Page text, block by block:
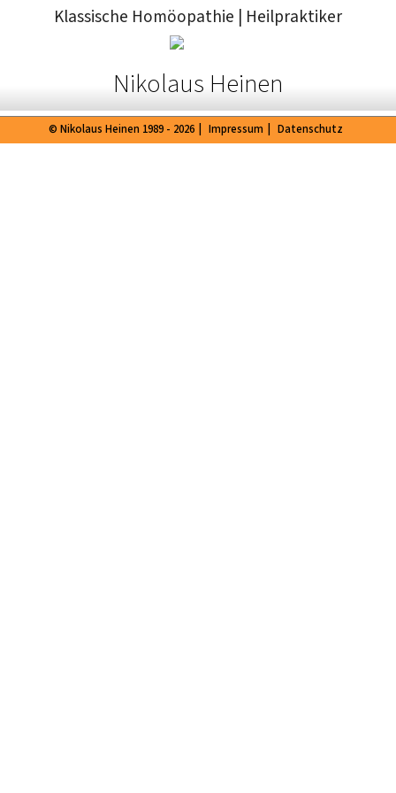
Klassische Homöopathie | Heilpraktiker
Nikolaus Heinen
© Nikolaus Heinen 1989 - 2026 Impressum Datenschutz